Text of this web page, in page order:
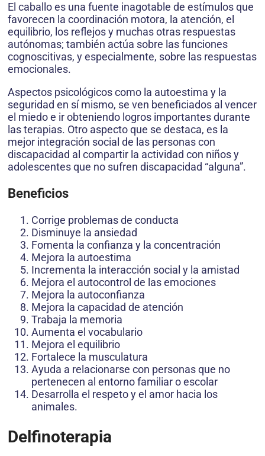
El caballo es una fuente inagotable de estímulos que
favorecen la coordinación motora, la atención, el
equilibrio, los reflejos y muchas otras respuestas
autónomas; también actúa sobre las funciones
cognoscitivas, y especialmente, sobre las respuestas
emocionales.
Aspectos psicológicos como la autoestima y la
seguridad en sí mismo, se ven beneficiados al vencer
el miedo e ir obteniendo logros importantes durante
las terapias. Otro aspecto que se destaca, es la
mejor integración social de las personas con
discapacidad al compartir la actividad con niños y
adolescentes que no sufren discapacidad “alguna”.
Beneficios
Corrige problemas de conducta
Disminuye la ansiedad
Fomenta la confianza y la concentración
Mejora la autoestima
Incrementa la interacción social y la amistad
Mejora el autocontrol de las emociones
Mejora la autoconfianza
Mejora la capacidad de atención
Trabaja la memoria
Aumenta el vocabulario
Mejora el equilibrio
Fortalece la musculatura
Ayuda a relacionarse con personas que no
pertenecen al entorno familiar o escolar
Desarrolla el respeto y el amor hacia los
animales.
Delfinoterapia